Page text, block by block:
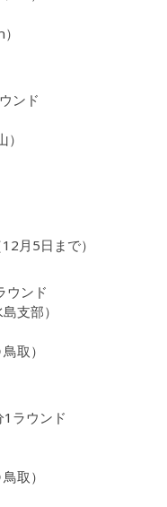
ンド
月5日まで）
ウンド
支部）
取）
1ラウンド
取）